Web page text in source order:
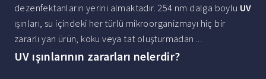
dezenfektanların yerini almaktadır. 254 nm dalga boylu UV
ışınları, su içindeki her türlü mikroorganizmayı hiç bir
zararlı yan ürün, koku veya tat oluşturmadan ...
UV ışınlarının zararları nelerdir?